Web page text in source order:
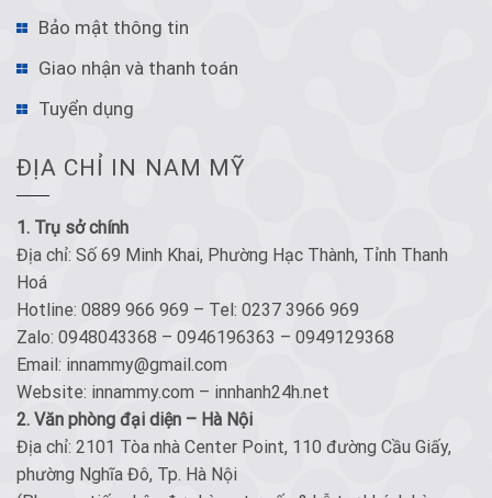
Bảo mật thông tin
Giao nhận và thanh toán
Tuyển dụng
ĐỊA CHỈ IN NAM MỸ
1. Trụ sở chính
Địa chỉ: Số 69 Minh Khai, Phường Hạc Thành, Tỉnh Thanh
Hoá
Hotline: 0889 966 969 – Tel: 0237 3966 969
Zalo: 0948043368 – 0946196363 – 0949129368
Email: innammy@gmail.com
Website: innammy.com – innhanh24h.net
2. Văn phòng đại diện – Hà Nội
Địa chỉ: 2101 Tòa nhà Center Point, 110 đường Cầu Giấy,
phường Nghĩa Đô, Tp. Hà Nội